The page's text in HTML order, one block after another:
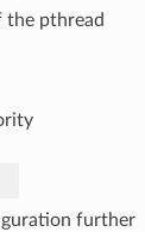
the pthread
further